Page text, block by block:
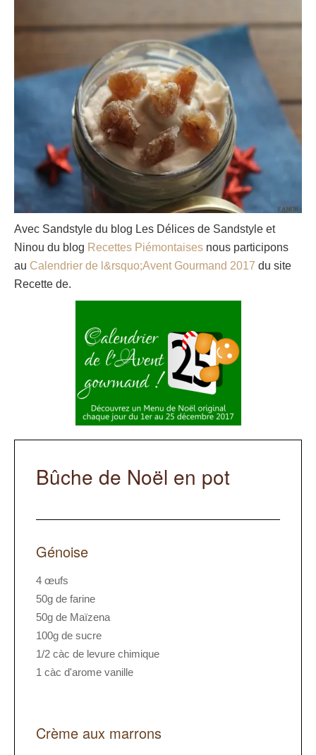
Avec Sandstyle du blog Les Délices de Sandstyle et
Ninou du blog Recettes Piémontaises nous participons
au Calendrier de l&rsquo;Avent Gourmand 2017 du site
Recette de.
Bûche de Noël en pot
Génoise
4 œufs
50g de farine
50g de Maïzena
100g de sucre
1/2 càc de levure chimique
1 càc d'arome vanille
Crème aux marrons